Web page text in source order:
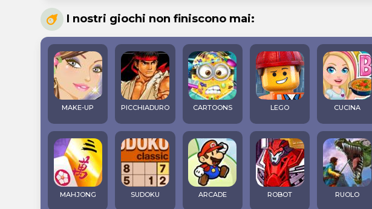
I nostri giochi non finiscono mai:
MAKE-UP PICCHIADURO CARTOONS LEGO CUCINA
MAHJONG SUDOKU ARCADE ROBOT RUOLO